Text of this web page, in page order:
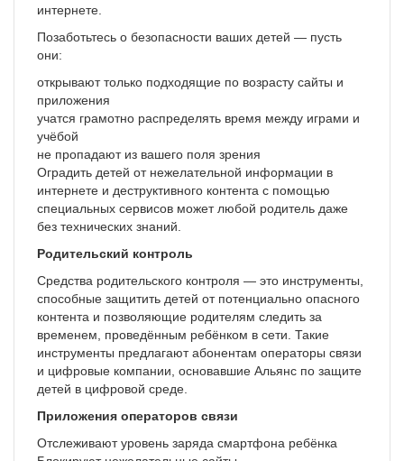
интернете.
Позаботьтесь о безопасности ваших детей — пусть
они:
открывают только подходящие по возрасту сайты и
приложения
учатся грамотно распределять время между играми и
учёбой
не пропадают из вашего поля зрения
Оградить детей от нежелательной информации в
интернете и деструктивного контента с помощью
специальных сервисов может любой родитель даже
без технических знаний.
Родительский контроль
Средства родительского контроля — это инструменты,
способные защитить детей от потенциально опасного
контента и позволяющие родителям следить за
временем, проведённым ребёнком в сети. Такие
инструменты предлагают абонентам операторы связи
и цифровые компании, основавшие Альянс по защите
детей в цифровой среде.
Приложения операторов связи
Отслеживают уровень заряда смартфона ребёнка